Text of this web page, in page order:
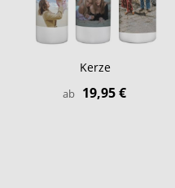
Kerze
ab 19,95 €